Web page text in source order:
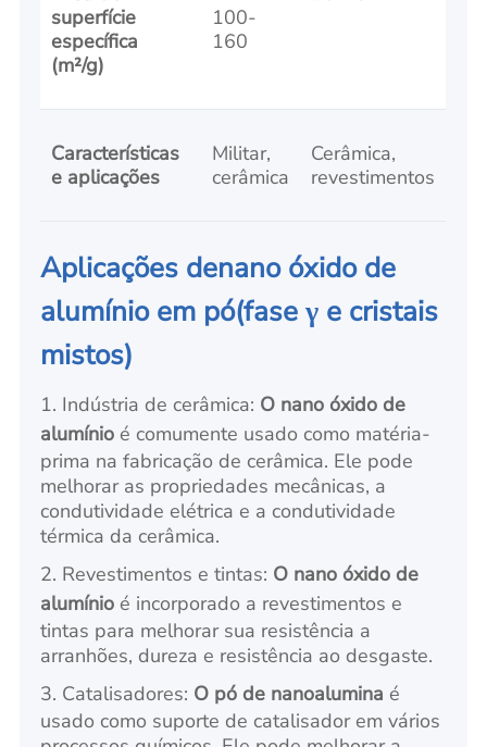
superfície
específica
(m²/g)
100-
160
Características
e aplicações
Militar,
cerâmica
Cerâmica,
revestimentos
Aplicações denano óxido de
alumínio em pó(fase γ e cristais
mistos)
1. Indústria de cerâmica: O nano óxido de
alumínio é comumente usado como matéria-
prima na fabricação de cerâmica. Ele pode
melhorar as propriedades mecânicas, a
condutividade elétrica e a condutividade
térmica da cerâmica.
2. Revestimentos e tintas: O nano óxido de
alumínio é incorporado a revestimentos e
tintas para melhorar sua resistência a
arranhões, dureza e resistência ao desgaste.
3. Catalisadores: O pó de nanoalumina é
usado como suporte de catalisador em vários